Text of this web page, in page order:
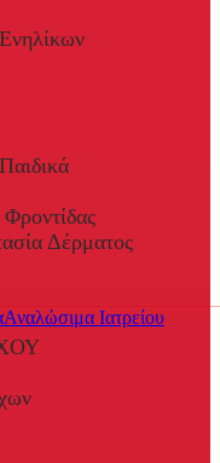
Δέρματος
Αναλώσιμα Ιατρείου